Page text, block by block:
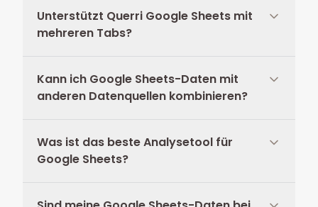
Unterstützt Querri Google Sheets mit
mehreren Tabs?
Kann ich Google Sheets-Daten mit
anderen Datenquellen kombinieren?
Was ist das beste Analysetool für
Google Sheets?